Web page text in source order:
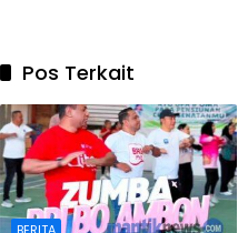
Pos Terkait
BERITA